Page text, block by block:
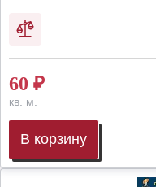
60 ₽
кв. м.
В корзину